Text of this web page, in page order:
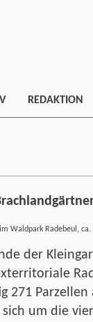
REDAKTION
Waldpark Radebeul,
der
271
sich um die